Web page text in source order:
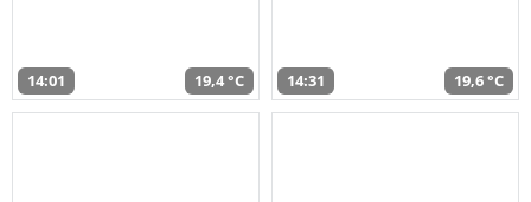
14:01 19,4 °C 14:31 19,6 °C